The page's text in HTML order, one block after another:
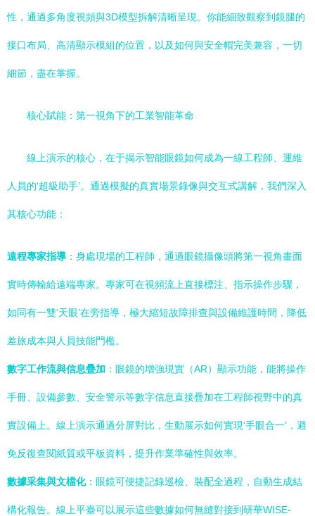
性，通過多角度視頻與3D模型拆解清晰呈現。你能細致觀察到鏡腿的
接口布局、高清顯示模組的位置，以及如何與安全帽完美兼容，一切
細節，盡在掌握。
核心賦能：第一視角下的工業智能革命
線上演示的核心，在于揭示智能眼鏡如何成為一線工程師、運維
人員的‘超級助手’。通過模擬的真實場景錄像與交互式講解，我們深入
其核心功能：
遠程專家指導 ：身處現場的工程師，通過眼鏡攝像頭將第一視角畫面
實時傳輸給遠端專家。專家可在視頻流上直接標注、指示操作步驟，
如同有一雙‘天眼’在旁指導，極大縮短故障排查與設備維護時間，降低
差旅成本與人員技能門檻。
數字工作流與信息疊加 ：眼鏡的增強現實（AR）顯示功能，能將操作
手冊、設備參數、安全警示等數字信息直接疊加在工程師視野中的真
實設備上。線上演示通過分屏對比，生動展示如何實現‘手眼合一’，避
免反復查閱紙質或平板資料，提升作業準確性與效率。
數據采集與文檔化：眼鏡可便捷記錄巡檢、裝配全過程，自動生成結
構化報告。線上平臺可以展示這些數據如何無縫對接到研華WISE-